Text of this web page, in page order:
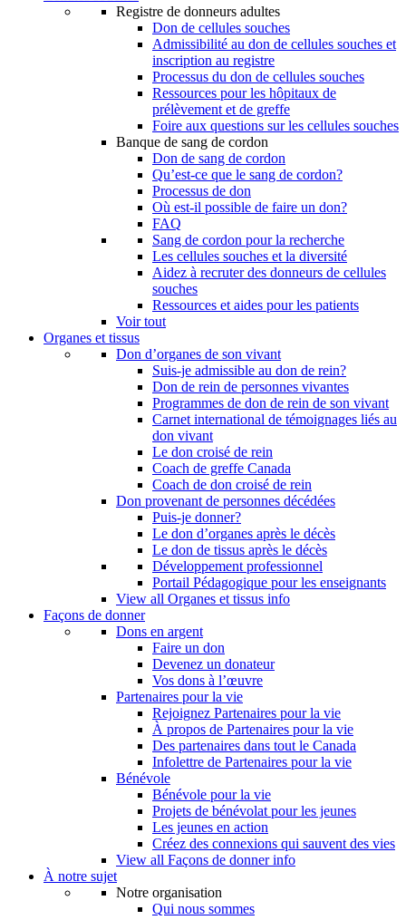
Registre de donneurs adultes
Don de cellules souches
Admissibilité au don de cellules souches et
inscription au registre
Processus du don de cellules souches
Ressources pour les hôpitaux de
prélèvement et de greffe
Foire aux questions sur les cellules souches
Banque de sang de cordon
Don de sang de cordon
Qu’est-ce que le sang de cordon?
Processus de don
Où est-il possible de faire un don?
FAQ
Sang de cordon pour la recherche
Les cellules souches et la diversité
Aidez à recruter des donneurs de cellules
souches
Ressources et aides pour les patients
Voir tout
Organes et tissus
Don d’organes de son vivant
Suis-je admissible au don de rein?
Don de rein de personnes vivantes
Programmes de don de rein de son vivant
Carnet international de témoignages liés au
don vivant
Le don croisé de rein
Coach de greffe Canada
Coach de don croisé de rein
Don provenant de personnes décédées
Puis-je donner?
Le don d’organes après le décès
Le don de tissus après le décès
Développement professionnel
Portail Pédagogique pour les enseignants
View all Organes et tissus info
Façons de donner
Dons en argent
Faire un don
Devenez un donateur
Vos dons à l’œuvre
Partenaires pour la vie
Rejoignez Partenaires pour la vie
À propos de Partenaires pour la vie
Des partenaires dans tout le Canada
Infolettre de Partenaires pour la vie
Bénévole
Bénévole pour la vie
Projets de bénévolat pour les jeunes
Les jeunes en action
Créez des connexions qui sauvent des vies
View all Façons de donner info
À notre sujet
Notre organisation
Qui nous sommes